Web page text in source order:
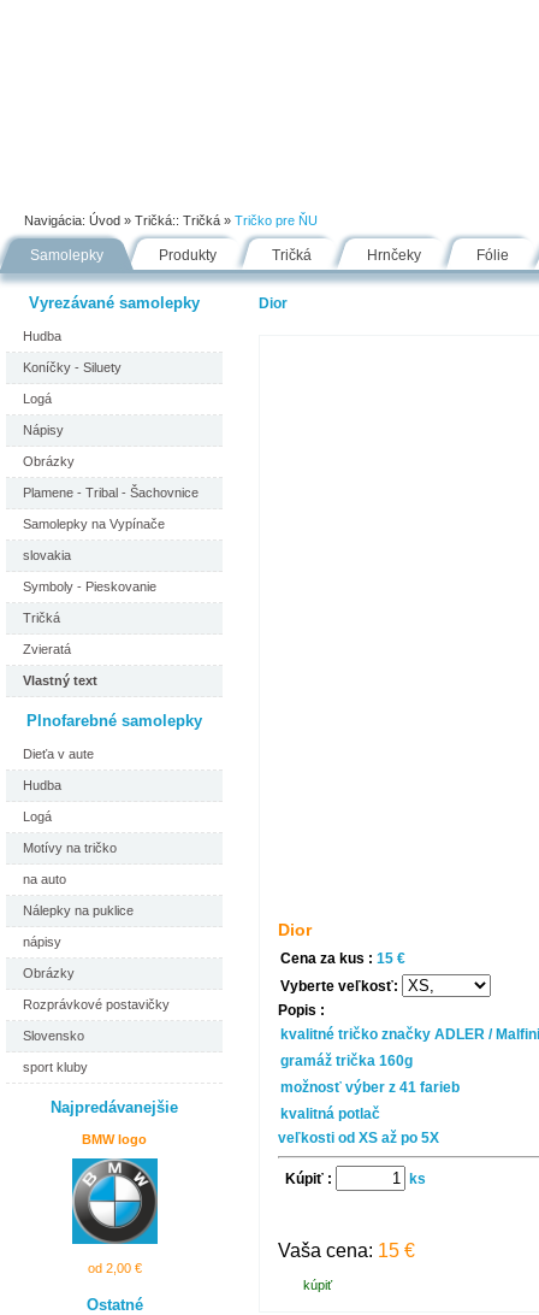
Navigácia: Úvod » Tričká:: Tričká » Tričko pre ŇU
Samolepky Produkty Tričká Hrnčeky Fólie
Vyrezávané samolepky
Hudba
Koníčky - Siluety
Logá
Nápisy
Obrázky
Plamene - Tribal - Šachovnice
Samolepky na Vypínače
slovakia
Symboly - Pieskovanie
Tričká
Zvieratá
Vlastný text
Plnofarebné samolepky
Dieťa v aute
Hudba
Logá
Motívy na tričko
na auto
Nálepky na puklice
nápisy
Obrázky
Rozprávkové postavičky
Slovensko
sport kluby
Najpredávanejšie
BMW logo
od 2,00 €
Ostatné
Dior
Dior
Cena za kus : 15 €
Vyberte veľkosť:
Popis :
kvalitné tričko značky ADLER / Malfini
gramáž trička 160g
možnosť výber z 41 farieb
kvalitná potlač
veľkosti od XS až po 5X
Kúpiť : ks
Vaša cena: 15 €
kúpiť